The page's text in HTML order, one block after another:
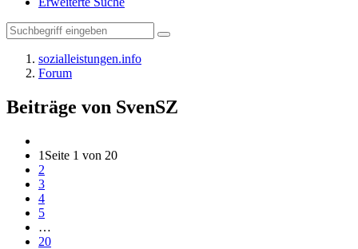
sozialleistungen.info
Forum
Beiträge von SvenSZ
1 Seite 1 von 20
2
3
4
5
…
20